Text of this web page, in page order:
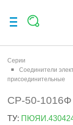
Серии
Соединители
присоединительные
СР-50-1016Ф
ТУ: